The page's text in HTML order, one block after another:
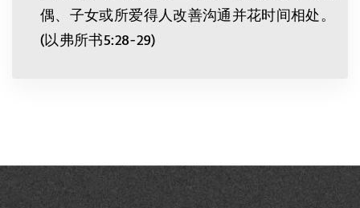
偶、子女或所爱得人改善沟通并花时间相处。
(以弗所书5:28-29)